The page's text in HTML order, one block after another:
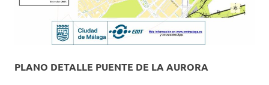
PLANO DETALLE PUENTE DE LA AURORA